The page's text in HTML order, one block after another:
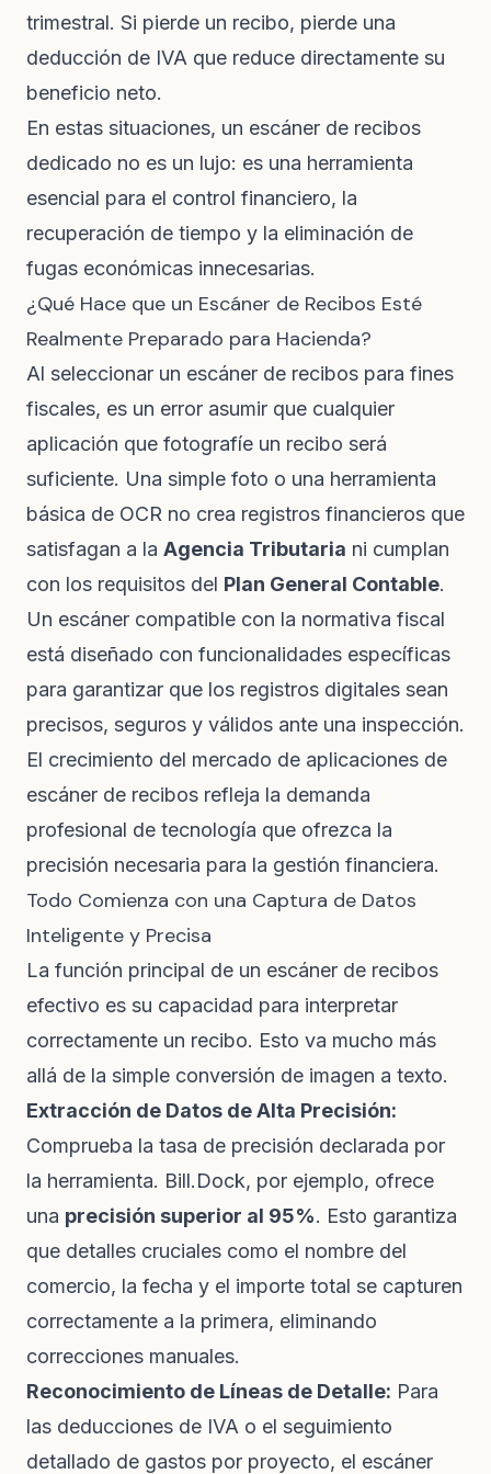
trimestral. Si pierde un recibo, pierde una
deducción de IVA que reduce directamente su
beneficio neto.
En estas situaciones, un escáner de recibos
dedicado no es un lujo: es una herramienta
esencial para el control financiero, la
recuperación de tiempo y la eliminación de
fugas económicas innecesarias.
¿Qué Hace que un Escáner de Recibos Esté
Realmente Preparado para Hacienda?
Al seleccionar un escáner de recibos para fines
fiscales, es un error asumir que cualquier
aplicación que fotografíe un recibo será
suficiente. Una simple foto o una herramienta
básica de OCR no crea registros financieros que
satisfagan a la Agencia Tributaria ni cumplan
con los requisitos del Plan General Contable.
Un escáner compatible con la normativa fiscal
está diseñado con funcionalidades específicas
para garantizar que los registros digitales sean
precisos, seguros y válidos ante una inspección.
El crecimiento del mercado de aplicaciones de
escáner de recibos refleja la demanda
profesional de tecnología que ofrezca la
precisión necesaria para la gestión financiera.
Todo Comienza con una Captura de Datos
Inteligente y Precisa
La función principal de un escáner de recibos
efectivo es su capacidad para interpretar
correctamente un recibo. Esto va mucho más
allá de la simple conversión de imagen a texto.
Extracción de Datos de Alta Precisión:
Comprueba la tasa de precisión declarada por
la herramienta. Bill.Dock, por ejemplo, ofrece
una precisión superior al 95%. Esto garantiza
que detalles cruciales como el nombre del
comercio, la fecha y el importe total se capturen
correctamente a la primera, eliminando
correcciones manuales.
Reconocimiento de Líneas de Detalle: Para
las deducciones de IVA o el seguimiento
detallado de gastos por proyecto, el escáner